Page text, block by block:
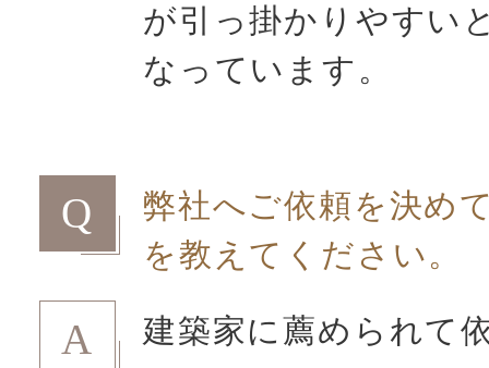
が引っ掛かりやすい
なっています。
Q
弊社へご依頼を決め
を教えてください。
A 建築家に薦められて